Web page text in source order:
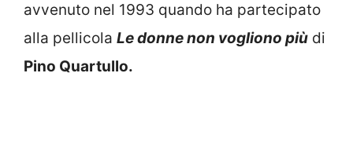
avvenuto nel 1993 quando ha partecipato
alla pellicola Le donne non vogliono più di
Pino Quartullo.